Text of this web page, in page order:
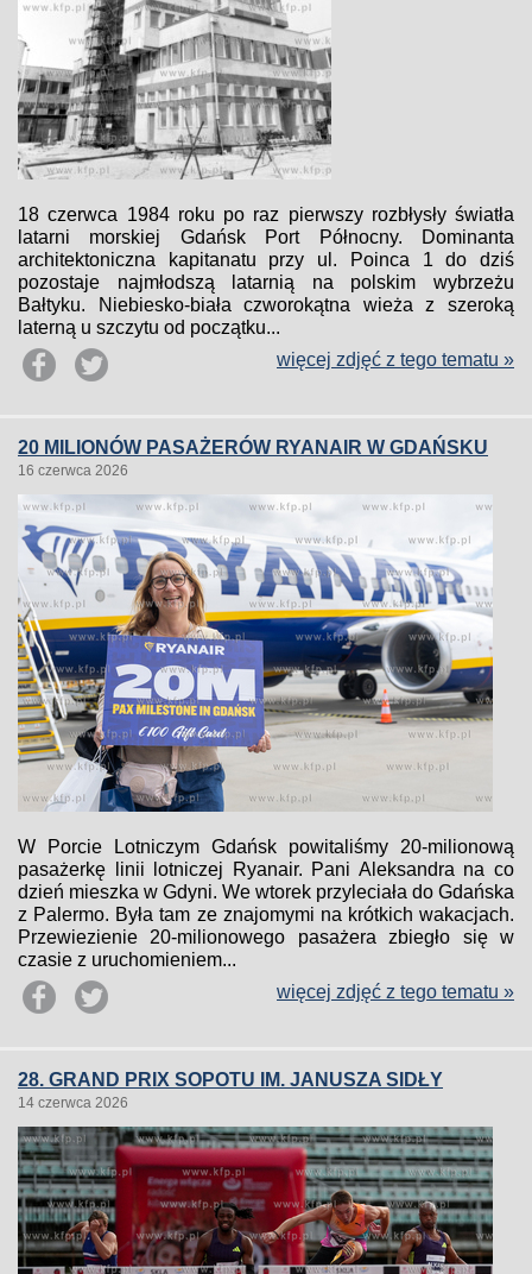
18 czerwca 1984 roku po raz pierwszy rozbłysły światła
latarni morskiej Gdańsk Port Północny. Dominanta
architektoniczna kapitanatu przy ul. Poinca 1 do dziś
pozostaje najmłodszą latarnią na polskim wybrzeżu
Bałtyku. Niebiesko-biała czworokątna wieża z szeroką
laterną u szczytu od początku...
więcej zdjęć z tego tematu »
20 MILIONÓW PASAŻERÓW RYANAIR W GDAŃSKU
16 czerwca 2026
W Porcie Lotniczym Gdańsk powitaliśmy 20-milionową
pasażerkę linii lotniczej Ryanair. Pani Aleksandra na co
dzień mieszka w Gdyni. We wtorek przyleciała do Gdańska
z Palermo. Była tam ze znajomymi na krótkich wakacjach.
Przewiezienie 20-milionowego pasażera zbiegło się w
czasie z uruchomieniem...
więcej zdjęć z tego tematu »
28. GRAND PRIX SOPOTU IM. JANUSZA SIDŁY
14 czerwca 2026